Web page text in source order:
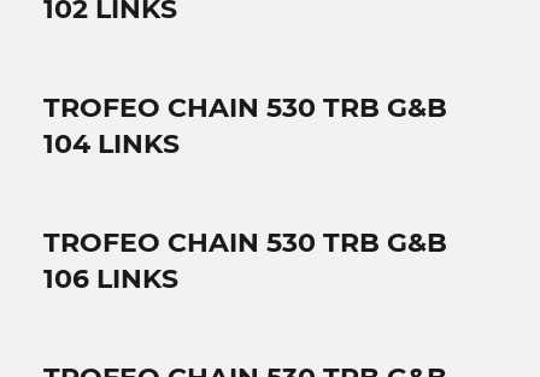
102 LINKS
TROFEO CHAIN 530 TRB G&B
104 LINKS
TROFEO CHAIN 530 TRB G&B
106 LINKS